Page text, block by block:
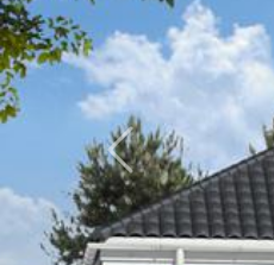
Previous